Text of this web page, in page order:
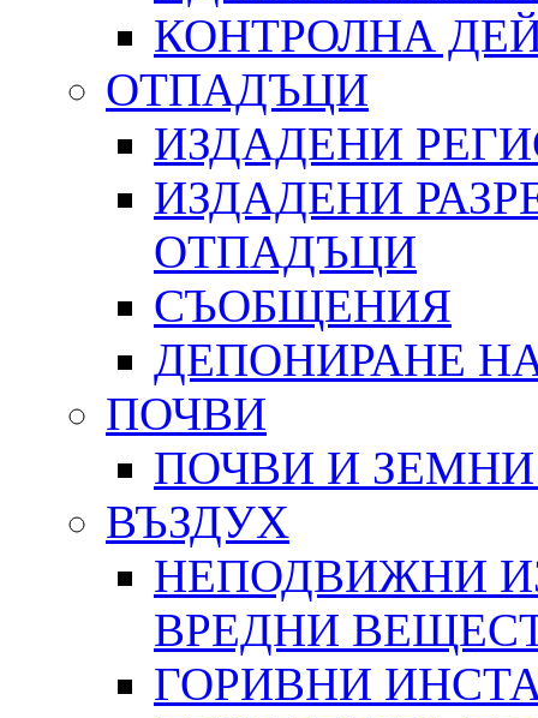
КОНТРОЛНА
ОТПАДЪЦИ
ИЗДАДЕНИ
ИЗДАДЕНИ
ОТПАДЪЦИ
СЪОБЩЕНИЯ
ДЕПОНИРАНЕ
ПОЧВИ
ПОЧВИ И
ВЪЗДУХ
НЕПОДВИЖНИ
ВРЕДНИ
ГОРИВНИ